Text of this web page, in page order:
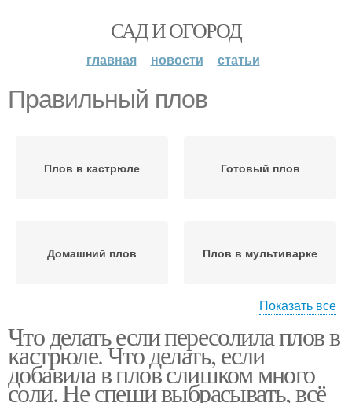
САД И ОГОРОД
главная новости статьи
Правильный плов
Плов в кастрюле Готовый плов
Домашний плов Плов в мультиварке
Рассыпчатый плов
Показать все
Что делать если пересолила плов в
кастрюле. Что делать, если
добавила в плов слишком много
соли. Не спеши выбрасывать, всё